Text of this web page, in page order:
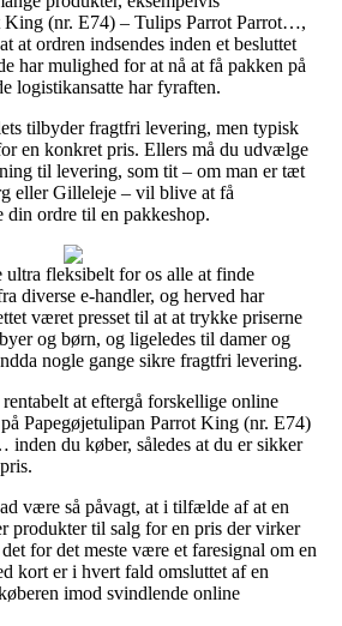
King (nr. E74) – Tulips Parrot Parrot…,
at ordren indsendes inden et besluttet
har mulighed for at nå at få pakken på
logistikansatte har fyraften.
tilbyder fragtfri levering, men typisk
en konkret pris. Ellers må du udvælge
til levering, som tit – om man er tæt
eller Gilleleje – vil blive at få
din ordre til en pakkeshop.
fleksibelt for os alle at finde
diverse e-handler, og herved har
været presset til at at trykke priserne
og børn, og ligeledes til damer og
nogle gange sikre fragtfri levering.
at eftergå forskellige online
Papegøjetulipan Parrot King (nr. E74)
du køber, således at du er sikker
være så påvagt, at i tilfælde af at en
produkter til salg for en pris der virker
for det meste være et faresignal om en
kort er i hvert fald omsluttet af en
imod svindlende online